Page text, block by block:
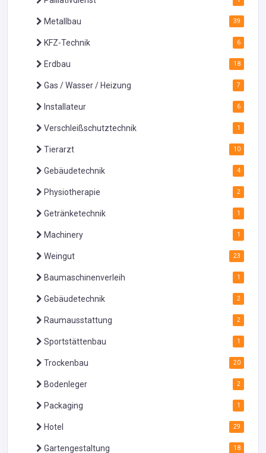
Metallbau 39
KFZ-Technik 6
Erdbau 18
Gas / Wasser / Heizung 7
Installateur 6
Verschleißschutztechnik 1
Tierarzt 10
Gebäudetechnik 4
Physiotherapie 2
Getränketechnik 1
Machinery 1
Weingut 23
Baumaschinenverleih 1
Gebäudetechnik 2
Raumausstattung 2
Sportstättenbau 1
Trockenbau 20
Bodenleger 2
Packaging 1
Hotel 29
Gartengestaltung 18